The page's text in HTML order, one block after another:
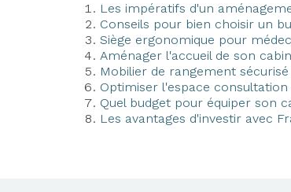
Les impératifs d'un
Conseils pour bien choisir un
Siège ergonomique pour
Aménager l'accueil de son
Mobilier de rangement
Optimiser l'espace
Quel budget pour équiper son
Les avantages d'investir avec